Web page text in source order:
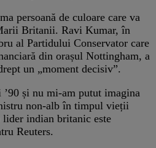
persoană de culoare care va
Britanii. Ravi Kumar, în
al Partidului Conservator care
din orașul Nottingham, a
un „moment decisiv”.
și nu mi-am putut imagina
non-alb în timpul vieții
indian britanic este
Reuters.